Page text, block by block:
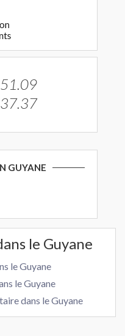
GUYANE
le Guyane
le Guyane
le Guyane
dans le Guyane